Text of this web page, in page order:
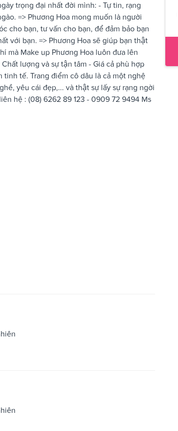
trọng đại nhất đời mình: - Tự tin, rạng
=> Phương Hoa mong muốn là người
cho bạn, tư vấn cho bạn, để đảm bảo bạn
với bạn. => Phương Hoa sẽ giúp bạn thật
mà Make up Phương Hoa luôn đưa lên
lượng và sự tận tâm - Giá cả phù hợp
tế. Trang điểm cô dâu là cả một nghệ
yêu cái đẹp,... và thật sự lấy sự rạng ngời
hệ : (08) 6262 89 123 - 0909 72 9494 Ms